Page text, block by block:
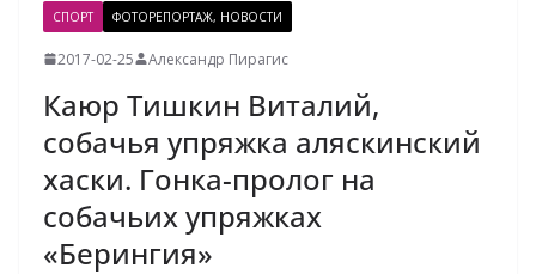
СПОРТ ФОТОРЕПОРТАЖ, НОВОСТИ
2017-02-25 Александр Пирагис
Каюр Тишкин Виталий,
собачья упряжка аляскинский
хаски. Гонка-пролог на
собачьих упряжках
«Берингия»